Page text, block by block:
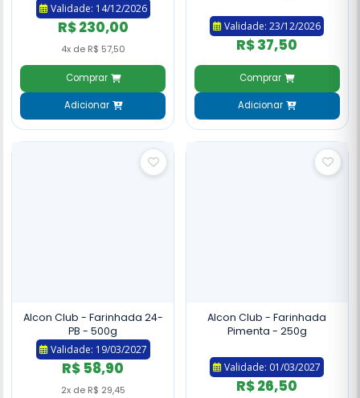
Validade: 14/12/2026
R$ 230,00
4x de R$ 57,50
Comprar
Adicionar
Validade: 23/12/2026
R$ 37,50
Comprar
Adicionar
Alcon Club - Farinhada 24-
PB - 500g
Validade: 19/03/2027
R$ 58,90
2x de R$ 29,45
Alcon Club - Farinhada
Pimenta - 250g
Validade: 01/03/2027
R$ 26,50